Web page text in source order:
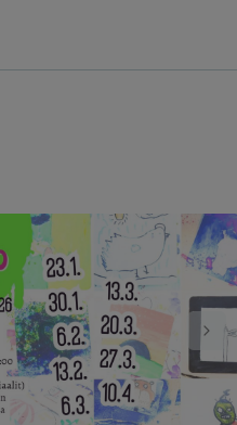
Next